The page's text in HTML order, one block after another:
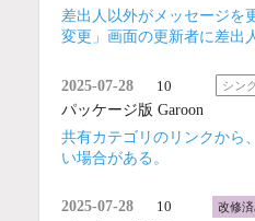
差出人以外がメッセージを
変更」画面の更新者に差出
2025-07-28 10 シン
パッケージ版 Garoon
共有カテゴリのリンクから
い場合がある。
2025-07-28 10 改修